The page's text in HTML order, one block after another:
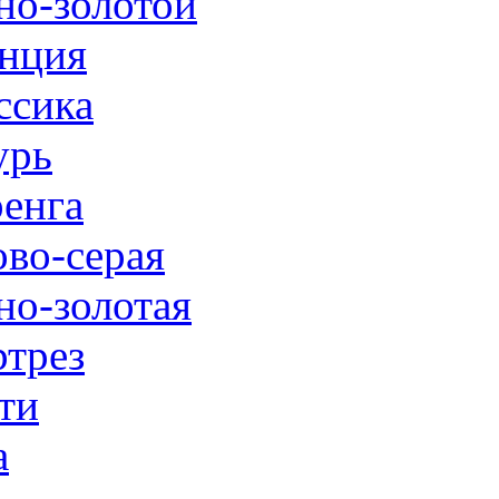
серая
золотая